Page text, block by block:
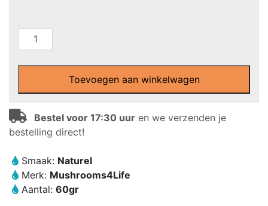
MushroomsForLife
–
Biologische
paddenstoel
Lion’s
Mane
Poeder
(60
aantal
Toevoegen aan winkelwagen
Bestel voor 17:30 uur en we verzenden je
bestelling direct!
Smaak: Naturel
Merk: Mushrooms4Life
Aantal: 60gr